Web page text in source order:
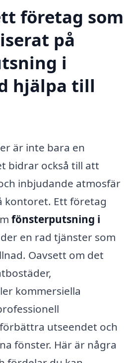
företag som
på
i
hjälpa till
är inte bara en
bidrar också till att
inbjudande atmosfär
kontoret. Ett företag
fönsterputsning i
en rad tjänster som
Oavsett om det
kommersiella
utseendet och
fönster. Här är några